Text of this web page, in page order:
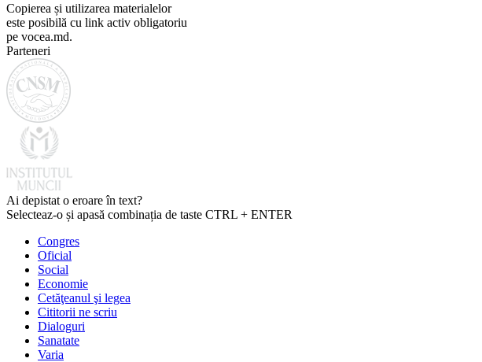
Copierea și utilizarea materialelor
este posibilă cu link activ obligatoriu
pe vocea.md.
Parteneri
Ai depistat o eroare în text?
Selecteaz-o și apasă combinația de taste CTRL + ENTER
Congres
Oficial
Social
Economie
Cetăţeanul şi legea
Cititorii ne scriu
Dialoguri
Sanatate
Varia